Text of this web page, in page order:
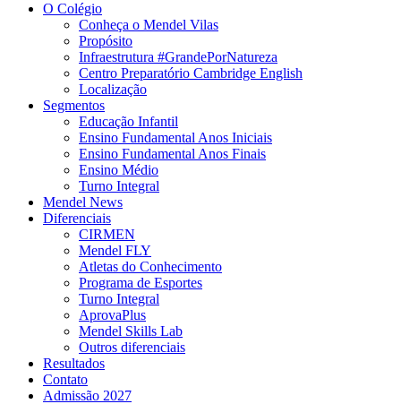
O Colégio
Conheça o Mendel Vilas
Propósito
Infraestrutura #GrandePorNatureza
Centro Preparatório Cambridge English
Localização
Segmentos
Educação Infantil
Ensino Fundamental Anos Iniciais
Ensino Fundamental Anos Finais
Ensino Médio
Turno Integral
Mendel News
Diferenciais
CIRMEN
Mendel FLY
Atletas do Conhecimento
Programa de Esportes
Turno Integral
AprovaPlus
Mendel Skills Lab
Outros diferenciais
Resultados
Contato
Admissão 2027